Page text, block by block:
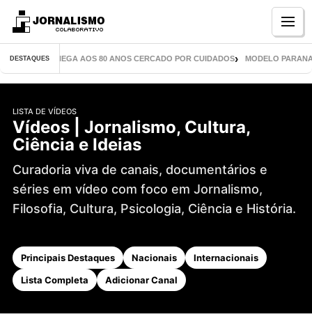
DESTAQUESCHEGA AOS 80 ANOS CERCADO POR CUIDADOS MODELO
LISTA DE VÍDEOS
Vídeos | Jornalismo, Cultura,
Ciência e Ideias
Curadoria viva de canais, documentários e
séries em vídeo com foco em Jornalismo,
Filosofia, Cultura, Psicologia, Ciência e História.
Principais Destaques Nacionais
Internacionais
Lista Completa
Adicionar Canal